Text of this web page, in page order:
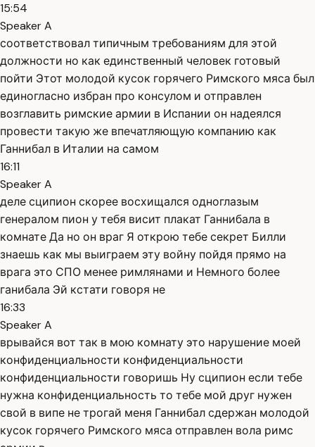
15:54
Speaker A
соответствовал типичным требованиям для этой
должности но как единственный человек готовый
пойти Этот молодой кусок горячего Римского мяса был
единогласно избран про консулом и отправлен
возглавить римские армии в Испании он надеялся
провести такую же впечатляющую компанию как
Ганнибал в Италии на самом
16:11
Speaker A
деле сципион скорее восхищался одноглазым
генералом пион у тебя висит плакат Ганнибала в
комнате Да но он враг Я открою тебе секрет Билли
знаешь как мы выиграем эту войну пойдя прямо на
врага это СПО менее римлянами и Немного более
ганибала Эй кстати говоря не
16:33
Speaker A
врывайся вот так в мою комнату это нарушение моей
конфиденциальности конфиденциальности
конфиденциальности говоришь Ну сципион если тебе
нужна конфиденциальность то тебе мой друг нужен
свой в випе не трогай меня Ганнибал сдержан молодой
кусок горячего Римского мяса отправлен вола римс